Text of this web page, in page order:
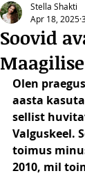
Soovid
Stella Shakti
Apr 18, 2025
Olen
aasta
sellist
Valguskeel.
toimus
2010, mil